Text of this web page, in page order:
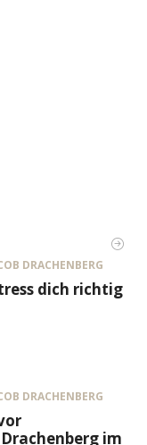
DRACHENBERG
dich richtig
DRACHENBERG
im